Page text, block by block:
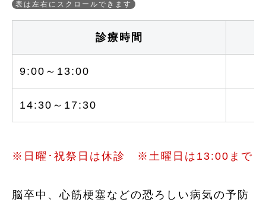
診療時間
9:00～13:00
14:30～17:30
※日曜･祝祭日は休診 ※土曜日は13:00まで
脳卒中、心筋梗塞などの恐ろしい病気の予防